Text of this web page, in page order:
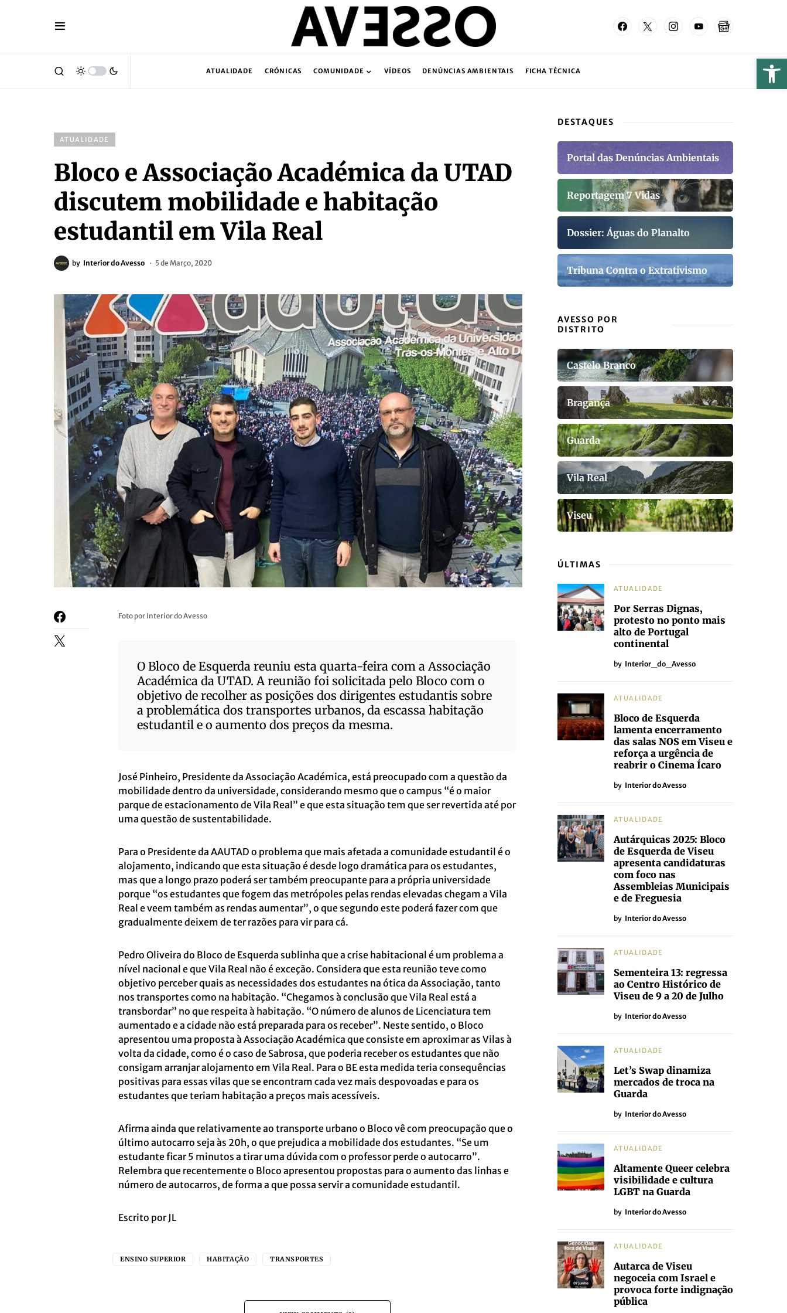
ATUALIDADE CRÓNICAS COMUNIDADE VÍDEOS DENÚNCIAS AMBIENTAIS FICHA TÉCNICA
ATUALIDADE
Bloco e Associação Académica da UTAD
discutem mobilidade e habitação
estudantil em Vila Real
by Interior do Avesso 5 de Março, 2020
Foto por Interior do Avesso
O Bloco de Esquerda reuniu esta quarta-feira com a Associação
Académica da UTAD. A reunião foi solicitada pelo Bloco com o
objetivo de recolher as posições dos dirigentes estudantis sobre
a problemática dos transportes urbanos, da escassa habitação
estudantil e o aumento dos preços da mesma.
José Pinheiro, Presidente da Associação Académica, está preocupado com a questão da
mobilidade dentro da universidade, considerando mesmo que o campus “é o maior
parque de estacionamento de Vila Real” e que esta situação tem que ser revertida até por
uma questão de sustentabilidade.
Para o Presidente da AAUTAD o problema que mais afetada a comunidade estudantil é o
alojamento, indicando que esta situação é desde logo dramática para os estudantes,
mas que a longo prazo poderá ser também preocupante para a própria universidade
porque “os estudantes que fogem das metrópoles pelas rendas elevadas chegam a Vila
Real e veem também as rendas aumentar”, o que segundo este poderá fazer com que
gradualmente deixem de ter razões para vir para cá.
Pedro Oliveira do Bloco de Esquerda sublinha que a crise habitacional é um problema a
nível nacional e que Vila Real não é exceção. Considera que esta reunião teve como
objetivo perceber quais as necessidades dos estudantes na ótica da Associação, tanto
nos transportes como na habitação. “Chegamos à conclusão que Vila Real está a
transbordar” no que respeita à habitação. “O número de alunos de Licenciatura tem
aumentado e a cidade não está preparada para os receber”. Neste sentido, o Bloco
apresentou uma proposta à Associação Académica que consiste em aproximar as Vilas à
volta da cidade, como é o caso de Sabrosa, que poderia receber os estudantes que não
consigam arranjar alojamento em Vila Real. Para o BE esta medida teria consequências
positivas para essas vilas que se encontram cada vez mais despovoadas e para os
estudantes que teriam habitação a preços mais acessíveis.
Afirma ainda que relativamente ao transporte urbano o Bloco vê com preocupação que o
último autocarro seja às 20h, o que prejudica a mobilidade dos estudantes. “Se um
estudante ficar 5 minutos a tirar uma dúvida com o professor perde o autocarro”.
Relembra que recentemente o Bloco apresentou propostas para o aumento das linhas e
número de autocarros, de forma a que possa servir a comunidade estudantil.
Escrito por JL
ENSINO SUPERIOR HABITAÇÃO TRANSPORTES
DESTAQUES
Portal das Denúncias Ambientais
Reportagem 7 Vidas
Dossier: Águas do Planalto
Tribuna Contra o Extrativismo
AVESSO POR
DISTRITO
Castelo Branco
Bragança
Guarda
Vila Real
Viseu
ÚLTIMAS
ATUALIDADE
Por Serras Dignas,
protesto no ponto mais
alto de Portugal
continental
by Interior_do_Avesso
ATUALIDADE
Bloco de Esquerda
lamenta encerramento
das salas NOS em Viseu e
reforça a urgência de
reabrir o Cinema Ícaro
by Interior do Avesso
ATUALIDADE
Autárquicas 2025: Bloco
de Esquerda de Viseu
apresenta candidaturas
com foco nas
Assembleias Municipais
e de Freguesia
by Interior do Avesso
ATUALIDADE
Sementeira 13: regressa
ao Centro Histórico de
Viseu de 9 a 20 de Julho
by Interior do Avesso
ATUALIDADE
Let’s Swap dinamiza
mercados de troca na
Guarda
by Interior do Avesso
ATUALIDADE
Altamente Queer celebra
visibilidade e cultura
LGBT na Guarda
by Interior do Avesso
ATUALIDADE
Autarca de Viseu
negoceia com Israel e
provoca forte indignação
pública